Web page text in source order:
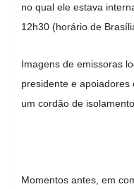
no qual ele estava
12h30 (horário de
Imagens de emissoras
presidente e apoiadores
um cordão de
Momentos antes, em